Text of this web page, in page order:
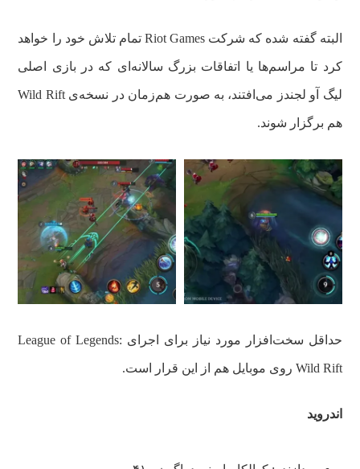
البته گفته شده که شرکت Riot Games تمام تلاش خود را خواهد
کرد تا مراسم‌ها یا اتفاقات بزرگ سالانه‌ای که در بازی اصلی
لیگ آو لجندز می‌افتند، به صورت هم‌زمان در نسخه‌ی Wild Rift
هم برگزار شوند.
حداقل سخت‌افزار مورد نیاز برای اجرای League of Legends:
Wild Rift روی موبایل هم از این قرار است.
اندروید